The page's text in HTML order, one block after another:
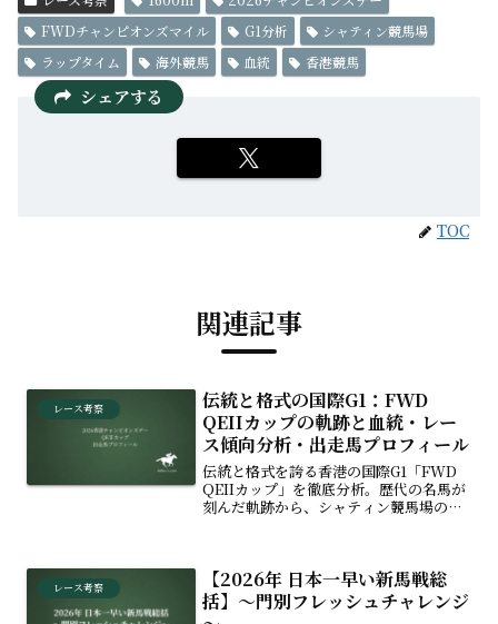
FWDチャンピオンズマイル
G1分析
シャティン競馬場
ラップタイム
海外競馬 血統 香港競馬
シェアする
TOC
関連記事
レース考察
伝統と格式の国際G1：FWD
QEIIカップの軌跡と血統・レー
ス傾向分析・出走馬プロフィール
伝統と格式を誇る香港の国際G1「FWD
QEIIカップ」を徹底分析。歴代の名馬が
刻んだ軌跡から、シャティン競馬場の馬
に欠かせない完全ガイドです。
レース考察
【2026年 日本一早い新馬戦総
括】～門別フレッシュチャレンジ